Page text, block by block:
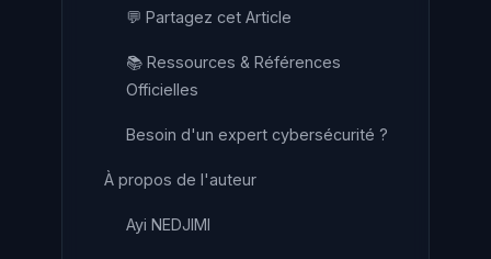
💬 Partagez cet Article
📚 Ressources & Références
Officielles
Besoin d'un expert cybersécurité ?
À propos de l'auteur
Ayi NEDJIMI